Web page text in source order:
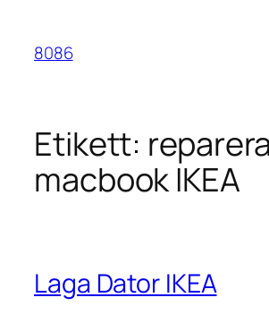
innehåll
8086
Etikett: reparera
macbook IKEA
Laga Dator IKEA